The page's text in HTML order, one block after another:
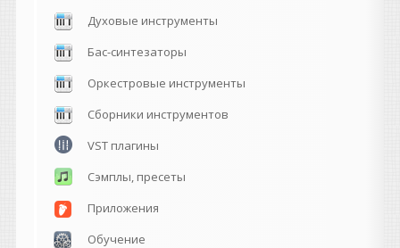
Духовые инструменты
Бас-синтезаторы
Оркестровые инструменты
Сборники инструментов
VST плагины
Сэмплы, пресеты
Приложения
Обучение